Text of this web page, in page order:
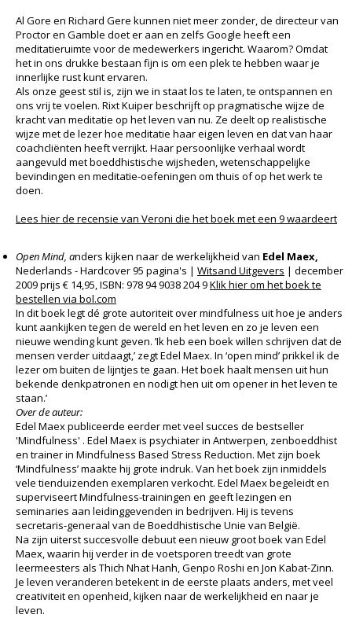
Al Gore en Richard Gere kunnen niet meer zonder, de directeur van
Proctor en Gamble doet er aan en zelfs Google heeft een
meditatieruimte voor de medewerkers ingericht. Waarom? Omdat
het in ons drukke bestaan fijn is om een plek te hebben waar je
innerlijke rust kunt ervaren.
Als onze geest stil is, zijn we in staat los te laten, te ontspannen en
ons vrij te voelen. Rixt Kuiper beschrijft op pragmatische wijze de
kracht van meditatie op het leven van nu. Ze deelt op realistische
wijze met de lezer hoe meditatie haar eigen leven en dat van haar
coachcliënten heeft verrijkt. Haar persoonlijke verhaal wordt
aangevuld met boeddhistische wijsheden, wetenschappelijke
bevindingen en meditatie-oefeningen om thuis of op het werk te
doen.
Lees hier de recensie van Veroni die het boek met een 9 waardeert
Open Mind, anders kijken naar de werkelijkheid van Edel Maex,
Nederlands - Hardcover 95 pagina's | Witsand Uitgevers | december
2009 prijs € 14,95, ISBN: 978 94 9038 204 9Klik hier om het boek te
bestellen via bol.com
In dit boek legt dé grote autoriteit over mindfulness uit hoe je anders
kunt aankijken tegen de wereld en het leven en zo je leven een
nieuwe wending kunt geven. ’Ik heb een boek willen schrijven dat de
mensen verder uitdaagt,’ zegt Edel Maex. In ‘open mind’ prikkel ik de
lezer om buiten de lijntjes te gaan. Het boek haalt mensen uit hun
bekende denkpatronen en nodigt hen uit om opener in het leven te
staan.’
Over de auteur:
Edel Maex publiceerde eerder met veel succes de bestseller
'Mindfulness' . Edel Maex is psychiater in Antwerpen, zenboeddhist
en trainer in Mindfulness Based Stress Reduction. Met zijn boek
‘Mindfulness’ maakte hij grote indruk. Van het boek zijn inmiddels
vele tienduizenden exemplaren verkocht. Edel Maex begeleidt en
superviseert Mindfulness-trainingen en geeft lezingen en
seminaries aan leidinggevenden in bedrijven. Hij is tevens
secretaris-generaal van de Boeddhistische Unie van België.
Na zijn uiterst succesvolle debuut een nieuw groot boek van Edel
Maex, waarin hij verder in de voetsporen treedt van grote
leermeesters als Thich Nhat Hanh, Genpo Roshi en Jon Kabat-Zinn.
Je leven veranderen betekent in de eerste plaats anders, met veel
creativiteit en openheid, kijken naar de werkelijkheid en naar je
leven.